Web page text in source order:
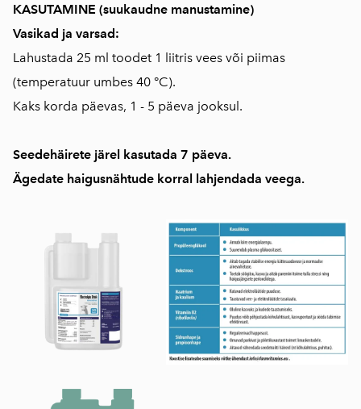
KASUTAMINE (suukaudne manustamine)
Vasikad ja varsad:
Lahustada 25 ml toodet 1 liitris vees või piimas
(temperatuur umbes 40 °C).
Kaks korda päevas, 1 - 5 päeva jooksul.
Seedehäirete järel kasutada 7 päeva.
Ägedate haigusnähtude korral lahjendada veega.